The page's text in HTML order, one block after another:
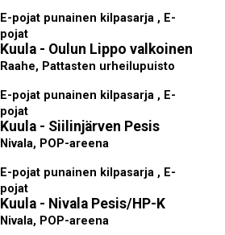
E-pojat punainen kilpasarja , E-
pojat
Kuula - Oulun Lippo valkoinen
Raahe, Pattasten urheilupuisto
E-pojat punainen kilpasarja , E-
pojat
Kuula - Siilinjärven Pesis
Nivala, POP-areena
E-pojat punainen kilpasarja , E-
pojat
Kuula - Nivala Pesis/HP-K
Nivala, POP-areena